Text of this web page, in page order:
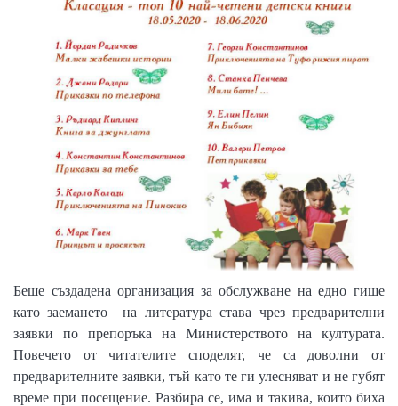
Беше създадена организация за обслужване на едно гише
като заемането
на литература става чрез предварителни
заявки по препоръка на Министерството на културата.
Повечето от читателите споделят, че са доволни от
предварителните заявки, тъй като те ги улесняват и не губят
време при посещение. Разбира се, има и такива, които биха